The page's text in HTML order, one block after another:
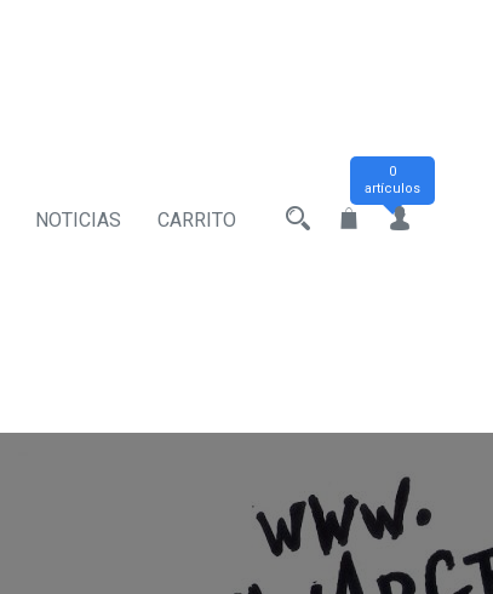
NOTICIAS CARRITO
0
artículos